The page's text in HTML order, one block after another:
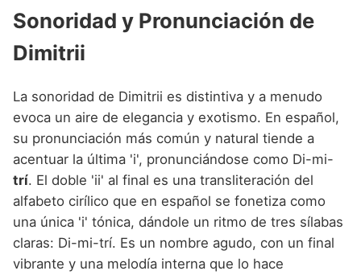
Sonoridad y Pronunciación de
Dimitrii
La sonoridad de Dimitrii es distintiva y a menudo
evoca un aire de elegancia y exotismo. En español,
su pronunciación más común y natural tiende a
acentuar la última 'i', pronunciándose como Di-mi-
trí. El doble 'ii' al final es una transliteración del
alfabeto cirílico que en español se fonetiza como
una única 'i' tónica, dándole un ritmo de tres sílabas
claras: Di-mi-trí. Es un nombre agudo, con un final
vibrante y una melodía interna que lo hace